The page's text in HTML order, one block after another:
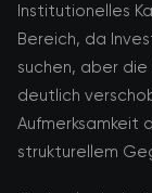
Institutionelles
Bereich, da
suchen, aber
deutlich
Aufmerksamkeit
strukturellem